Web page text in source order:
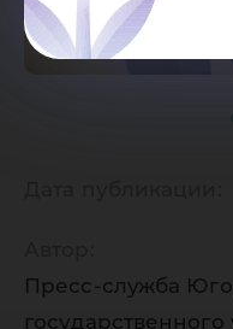
Пресс-служба
государственного